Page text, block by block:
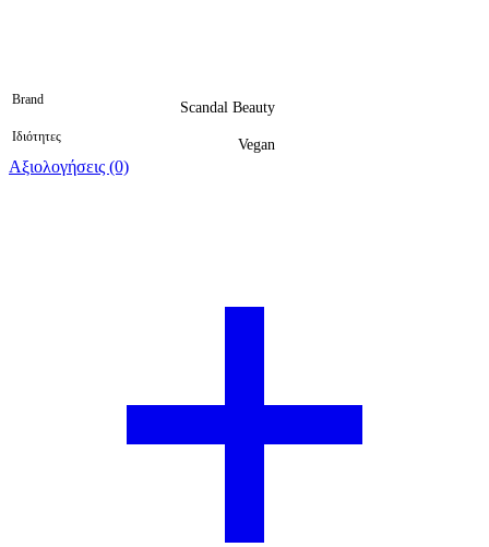
Brand Scandal Beauty
Ιδιότητες Vegan
Αξιολογήσεις (0)